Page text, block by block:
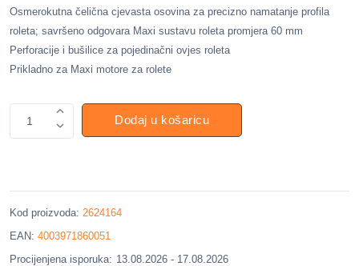
Osmerokutna čelična cjevasta osovina za precizno namatanje profila
roleta; savršeno odgovara Maxi sustavu roleta promjera 60 mm
Perforacije i bušilice za pojedinačni ovjes roleta
Prikladno za Maxi motore za rolete
1 Dodaj u košaricu
Kod proizvoda: 2624164
EAN: 4003971860051
Procijenjena isporuka: 13.08.2026 - 17.08.2026